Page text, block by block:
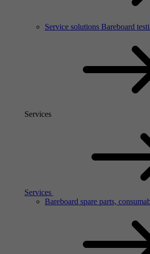
Service solutions Bareboard
Services
Services
Bareboard spare parts,